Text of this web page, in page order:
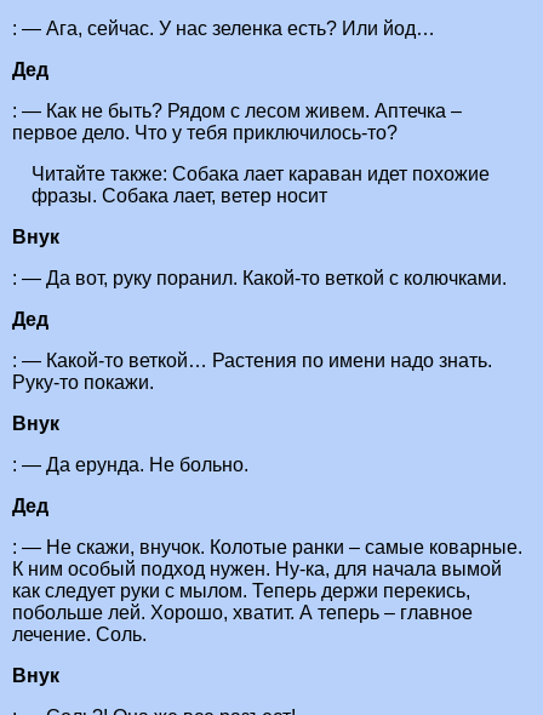
: — Ага, сейчас. У нас зеленка есть? Или йод…
Дед
: — Как не быть? Рядом с лесом живем. Аптечка –
первое дело. Что у тебя приключилось-то?
Читайте также: Собака лает караван идет похожие
фразы. Собака лает, ветер носит
Внук
: — Да вот, руку поранил. Какой-то веткой с колючками.
Дед
: — Какой-то веткой… Растения по имени надо знать.
Руку-то покажи.
Внук
: — Да ерунда. Не больно.
Дед
: — Не скажи, внучок. Колотые ранки – самые коварные.
К ним особый подход нужен. Ну-ка, для начала вымой
как следует руки с мылом. Теперь держи перекись,
побольше лей. Хорошо, хватит. А теперь – главное
лечение. Соль.
Внук